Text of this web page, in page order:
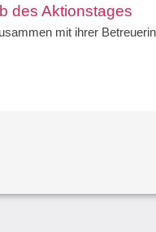
des Aktionstages
mit ihrer